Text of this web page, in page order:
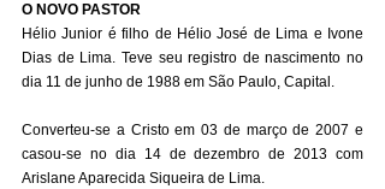
O NOVO PASTOR
Hélio Junior é filho de Hélio José de Lima e Ivone
Dias de Lima. Teve seu registro de nascimento no
dia 11 de junho de 1988 em São Paulo, Capital.
Converteu-se a Cristo em 03 de março de 2007 e
casou-se no dia 14 de dezembro de 2013 com
Arislane Aparecida Siqueira de Lima.